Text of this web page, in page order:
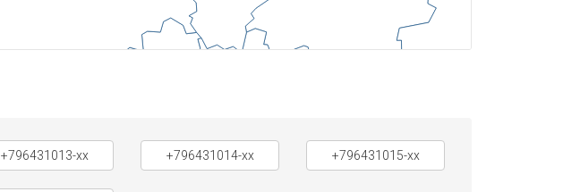
+796431013-xx +796431014-xx +796431015-xx